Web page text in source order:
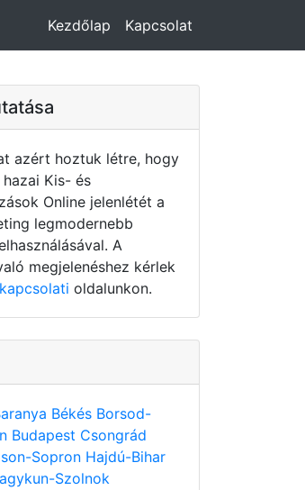
Kezdőlap Kapcsolat
azért hoztuk létre, hogy
Kis- és
Online jelenlétét a
legmodernebb
A
megjelenéshez kérlek
kapcsolati oldalunkon.
Békés Borsod-
Budapest Csongrád
Sopron Hajdú-Bihar
Szolnok